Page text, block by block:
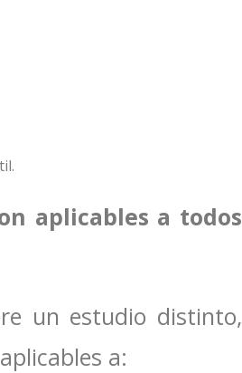
aplicables a todos
un estudio distinto,
a: